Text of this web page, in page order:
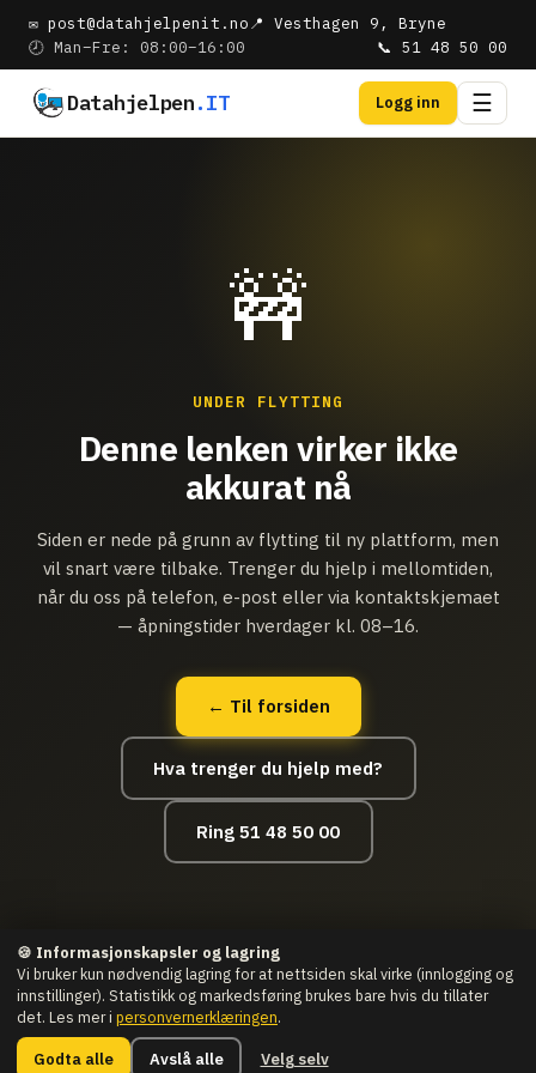
✉ post@datahjelpenit.no 📍 Vesthagen 9, Bryne
🕗 Man–Fre: 08:00–16:00
📞 51 48 50 00
Datahjelpen.IT Logg inn ☰
🚧
UNDER FLYTTING
Denne lenken virker ikke
akkurat nå
Siden er nede på grunn av flytting til ny plattform, men
vil snart være tilbake. Trenger du hjelp i mellomtiden,
når du oss på telefon, e-post eller via kontaktskjemaet
— åpningstider hverdager kl. 08–16.
← Til forsiden
Hva trenger du hjelp med?
Ring 51 48 50 00
© Datahjelpen.IT as · Org nr.: 916 507 011
Man–Fre 08:00–16:00 ·Vesthagen 9, Bryne
🍪 Informasjonskapsler og lagring
Vi bruker kun nødvendig lagring for at nettsiden skal virke (innlogging og
innstillinger). Statistikk og markedsføring brukes bare hvis du tillater
det. Les mer i personvernerklæringen.
Godta alle Avslå alle Velg selv